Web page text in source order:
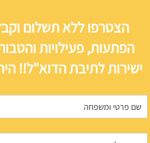
הצטרפו ללא תשלום
הפתעות, פעילויות
ישירות לתיבת הדוא"ל!!